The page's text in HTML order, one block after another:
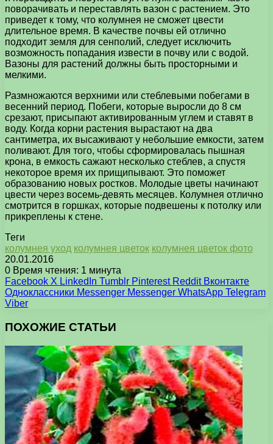
поворачивать и переставлять вазон с растением. Это
приведет к тому, что колумнея не сможет цвести
длительное время. В качестве почвы ей отлично
подходит земля для сенполий, следует исключить
возможность попадания извести в почву или с водой.
Вазоны для растений должны быть просторными и
мелкими.
Размножаются верхними или стеблевыми побегами в
весенний период. Побеги, которые выросли до 8 см
срезают, присыпают активированным углем и ставят в
воду. Когда корни растения вырастают на два
сантиметра, их высаживают у небольшие емкости, затем
поливают. Для того, чтобы сформировалась пышная
крона, в емкость сажают несколько стеблев, а спустя
некоторое время их прищипывают. Это поможет
образованию новых ростков. Молодые цветы начинают
цвести через восемь-девять месяцев. Колумнея отлично
смотрится в горшках, которые подвешены к потолку или
прикреплены к стене.
Теги
колумнея уход колумнея цветок колумнея цветок фото
20.01.2016
0 Время чтения: 1 минута
Facebook X LinkedIn Tumblr Pinterest Reddit Вконтакте
Одноклассники Messenger Messenger WhatsApp Telegram
Viber
ПОХОЖИЕ СТАТЬИ